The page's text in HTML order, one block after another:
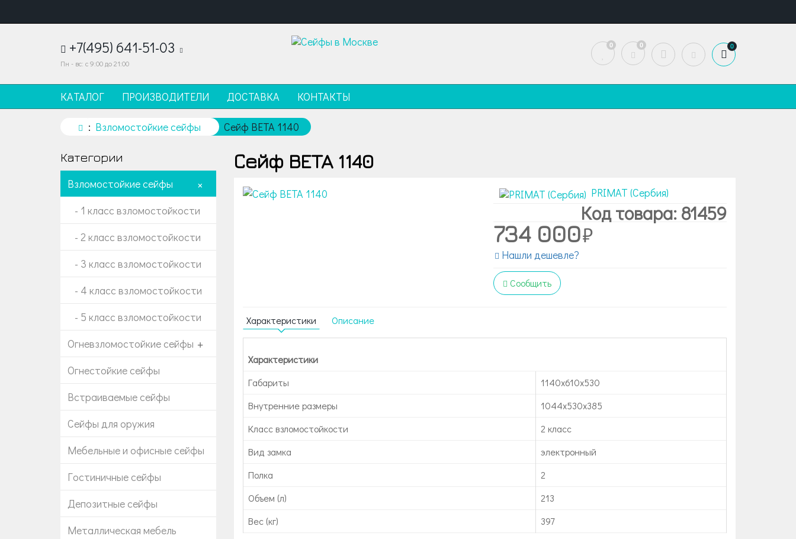
+7(495) 641-51-03
Пн - вс: с 9:00 до 21:00
0 0 0
КАТАЛОГ ПРОИЗВОДИТЕЛИ ДОСТАВКА КОНТАКТЫ
Взломостойкие сейфы Сейф BETA 1140
Категории
Взломостойкие сейфы +
- 1 класс взломостойкости
- 2 класс взломостойкости
- 3 класс взломостойкости
- 4 класс взломостойкости
- 5 класс взломостойкости
Огневзломостойкие сейфы +
Огнестойкие сейфы
Встраиваемые сейфы
Сейфы для оружия
Мебельные и офисные сейфы
Гостиничные сейфы
Депозитные сейфы
Металлическая мебель
Сейф BETA 1140
PRIMAT (Сербия)
Код товара: 81459
734 000
Нашли дешевле?
Сообщить
Характеристики Описание
Характеристики
Габариты
1140х610х530
Внутренние размеры
1044х530х385
Класс взломостойкости
2 класс
Вид замка
электронный
Полка
2
Объем (л)
213
Вес (кг)
397